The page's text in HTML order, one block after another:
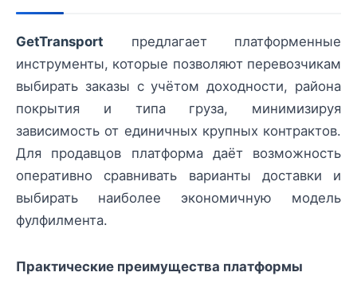
GetTransport предлагает платформенные
инструменты, которые позволяют перевозчикам
выбирать заказы с учётом доходности, района
покрытия и типа груза, минимизируя
зависимость от единичных крупных контрактов.
Для продавцов платформа даёт возможность
оперативно сравнивать варианты доставки и
выбирать наиболее экономичную модель
фулфилмента.
Практические преимущества платформы